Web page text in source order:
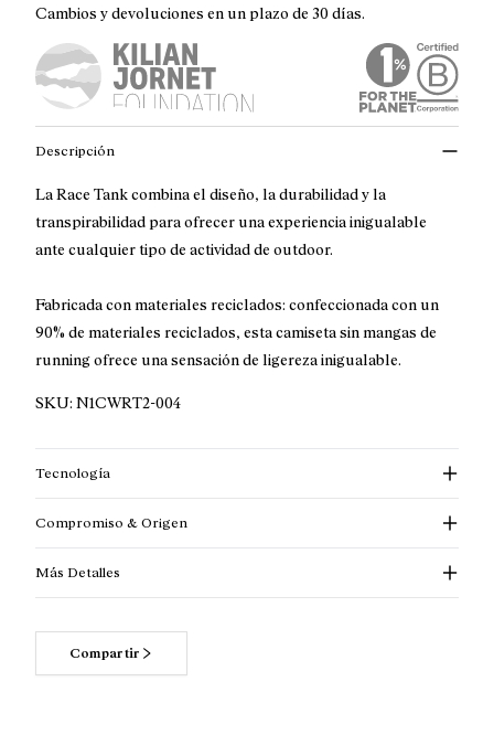
Cambios y devoluciones en un plazo de 30 días.
Descripción
La Race Tank combina el diseño, la durabilidad y la
transpirabilidad para ofrecer una experiencia inigualable
ante cualquier tipo de actividad de outdoor.
Fabricada con materiales reciclados: confeccionada con un
90% de materiales reciclados, esta camiseta sin mangas de
running ofrece una sensación de ligereza inigualable.
SKU: N1CWRT2-004
Tecnología
Compromiso & Origen
Más Detalles
Compartir